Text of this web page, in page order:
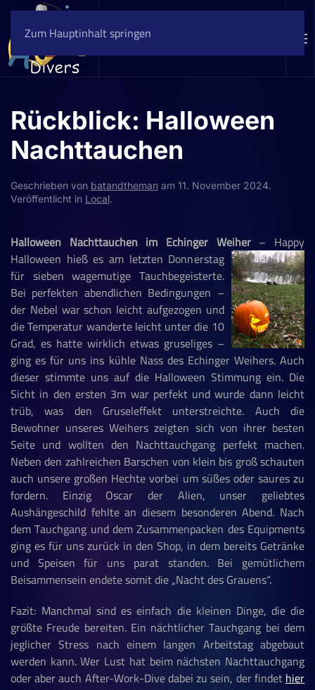
Zum Hauptinhalt springen
Rückblick: Halloween
Nachttauchen
Geschrieben von batandtheman am 11. November 2024.
Veröffentlicht in Local.
Halloween Nachttauchen im Echinger Weiher– Happy
Halloween hieß es am letzten Donnerstag
für sieben wagemutige Tauchbegeisterte.
Bei perfekten abendlichen Bedingungen –
der Nebel war schon leicht aufgezogen und
die Temperatur wanderte leicht unter die 10
Grad, es hatte wirklich etwas gruseliges –
ging es für uns ins kühle Nass des Echinger Weihers. Auch
dieser stimmte uns auf die Halloween Stimmung ein. Die
Sicht in den ersten 3m war perfekt und wurde dann leicht
trüb, was den Gruseleffekt unterstreichte. Auch die
Bewohner unseres Weihers zeigten sich von ihrer besten
Seite und wollten den Nachttauchgang perfekt machen.
Neben den zahlreichen Barschen von klein bis groß schauten
auch unsere großen Hechte vorbei um süßes oder saures zu
fordern. Einzig Oscar der Alien, unser geliebtes
Aushängeschild fehlte an diesem besonderen Abend. Nach
dem Tauchgang und dem Zusammenpacken des Equipments
ging es für uns zurück in den Shop, in dem bereits Getränke
und Speisen für uns parat standen. Bei gemütlichem
Beisammensein endete somit die „Nacht des Grauens“.
Fazit: Manchmal sind es einfach die kleinen Dinge, die die
größte Freude bereiten. Ein nächtlicher Tauchgang bei dem
jeglicher Stress nach einem langen Arbeitstag abgebaut
werden kann. Wer Lust hat beim nächsten Nachttauchgang
oder aber auch After-Work-Dive dabei zu sein, der findethier